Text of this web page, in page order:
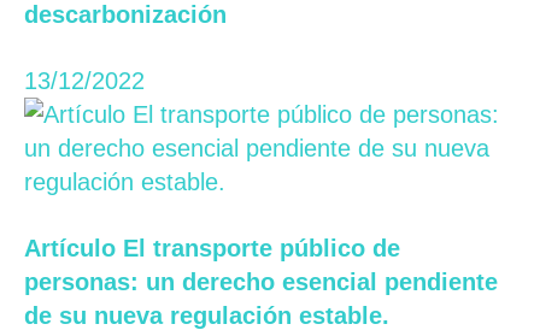
descarbonización
13/12/2022
Artículo El transporte público de
personas: un derecho esencial pendiente
de su nueva regulación estable.